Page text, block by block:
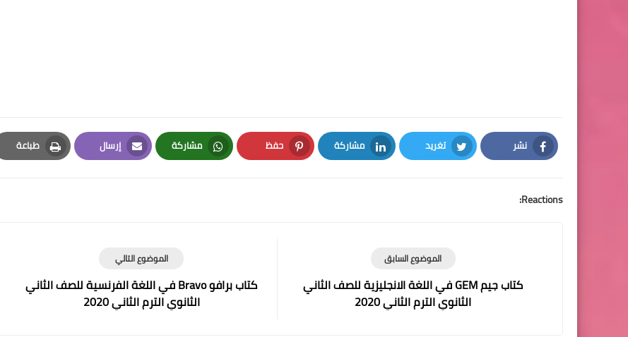
نشر
Facebook
تغريد
Twitter
مشاركة
LinkedIn
حفظ
Pinterest
مشاركة
Whatsapp
إرسال
Email
طباعة
Print
Reactions:
الموضوع التالي
كتاب برافو Bravo في اللغة الفرنسية للصف الثاني
الثانوي الترم الثاني 2020
الموضوع السابق
كتاب جيم GEM في اللغة الانجليزية للصف الثاني
الثانوي الترم الثاني 2020